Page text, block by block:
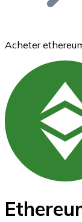
BTC
Acheter